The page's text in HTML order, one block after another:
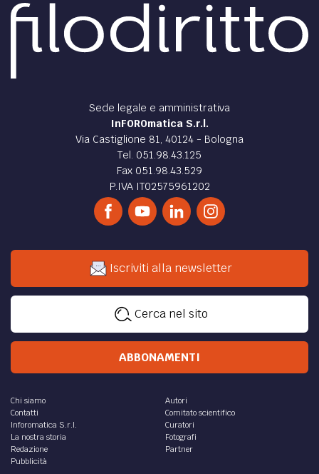
Sede legale e amministrativa
InFOROmatica S.r.l.
Via Castiglione 81, 40124 - Bologna
Tel. 051.98.43.125
Fax 051.98.43.529
P.IVA IT02575961202
Iscriviti alla newsletter
Cerca nel sito
ABBONAMENTI
Chi siamo
Contatti
Inforomatica S.r.l.
La nostra storia
Redazione
Pubblicità
Autori
Comitato scientifico
Curatori
Fotografi
Partner